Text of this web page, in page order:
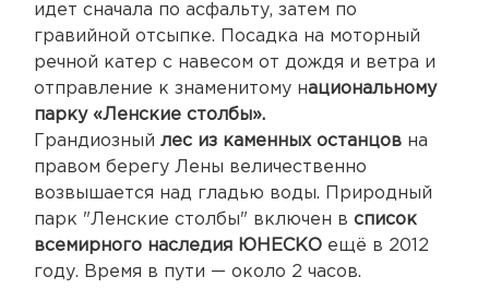
идет сначала по асфальту, затем по
гравийной отсыпке. Посадка на моторный
речной катер с навесом от дождя и ветра и
отправление к знаменитому национальному
парку «Ленские столбы».
Грандиозный лес из каменных останцов на
правом берегу Лены величественно
возвышается над гладью воды. Природный
парк "Ленские столбы" включен в список
всемирного наследия ЮНЕСКО ещё в 2012
году. Время в пути — около 2 часов.